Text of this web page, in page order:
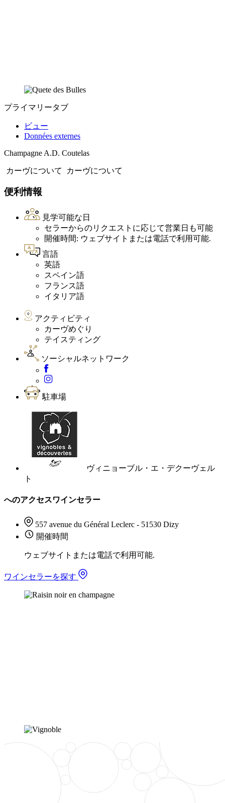
プライマリータブ
ビュー
Données externes
Champagne A.D. Coutelas
カーヴについて カーヴについて
便利情報
見学可能な日
セラーからのリクエストに応じて営業日も可能
開催時間: ウェブサイトまたは電話で利用可能.
言語
英語
スペイン語
フランス語
イタリア語
アクティビティ
カーヴめぐり
テイスティング
ソーシャルネットワーク
駐車場
ヴィニョーブル・エ・デクーヴェル
ト
へのアクセスワインセラー
557 avenue du Général Leclerc - 51530 Dizy
開催時間
ウェブサイトまたは電話で利用可能.
ワインセラーを探す